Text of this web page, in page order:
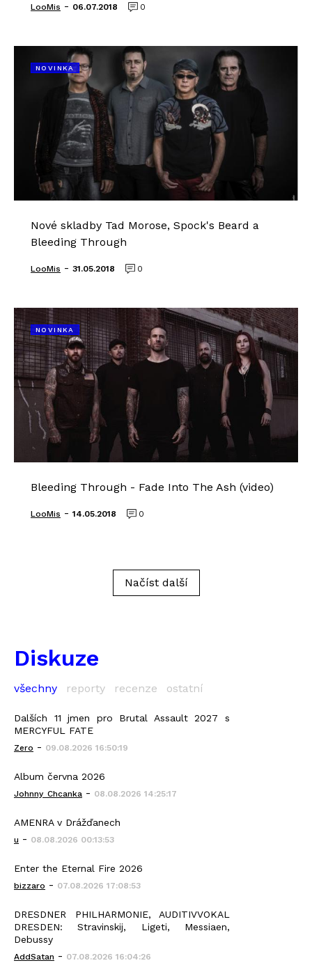
LooMis - 06.07.2018 0
NOVINKA
Nové skladby Tad Morose, Spock's Beard a
Bleeding Through
LooMis - 31.05.2018 0
NOVINKA
Bleeding Through - Fade Into The Ash (video)
LooMis - 14.05.2018 0
Načíst další
Diskuze
všechny reporty recenze ostatní
Dalších 11 jmen pro Brutal Assault 2027 s
MERCYFUL FATE
Zero - 09.08.2026 16:50:19
Album června 2026
Johnny_Chcanka - 08.08.2026 14:25:17
AMENRA v Drážďanech
u - 08.08.2026 00:13:53
Enter the Eternal Fire 2026
bizzaro - 07.08.2026 17:08:53
DRESDNER PHILHARMONIE, AUDITIVVOKAL
DRESDEN: Stravinskij, Ligeti, Messiaen,
Debussy
AddSatan - 07.08.2026 16:04:26